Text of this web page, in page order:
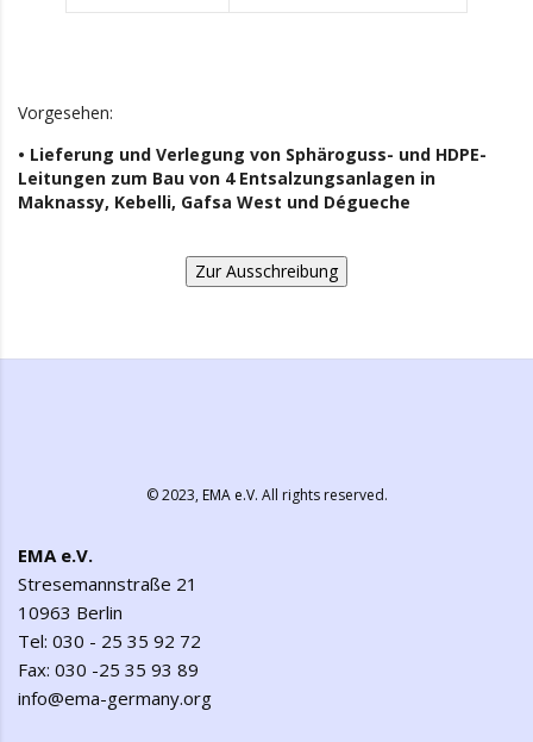
Vorgesehen:
• Lieferung und Verlegung von Sphäroguss- und HDPE-
Leitungen zum Bau von 4 Entsalzungsanlagen in
Maknassy, Kebelli, Gafsa West und Dégueche
Zur Ausschreibung
© 2023,EMA e.V. All rights reserved.
EMA e.V.
Stresemannstraße 21
10963 Berlin
Tel: 030 - 25 35 92 72
Fax: 030 -25 35 93 89
info@ema-germany.org